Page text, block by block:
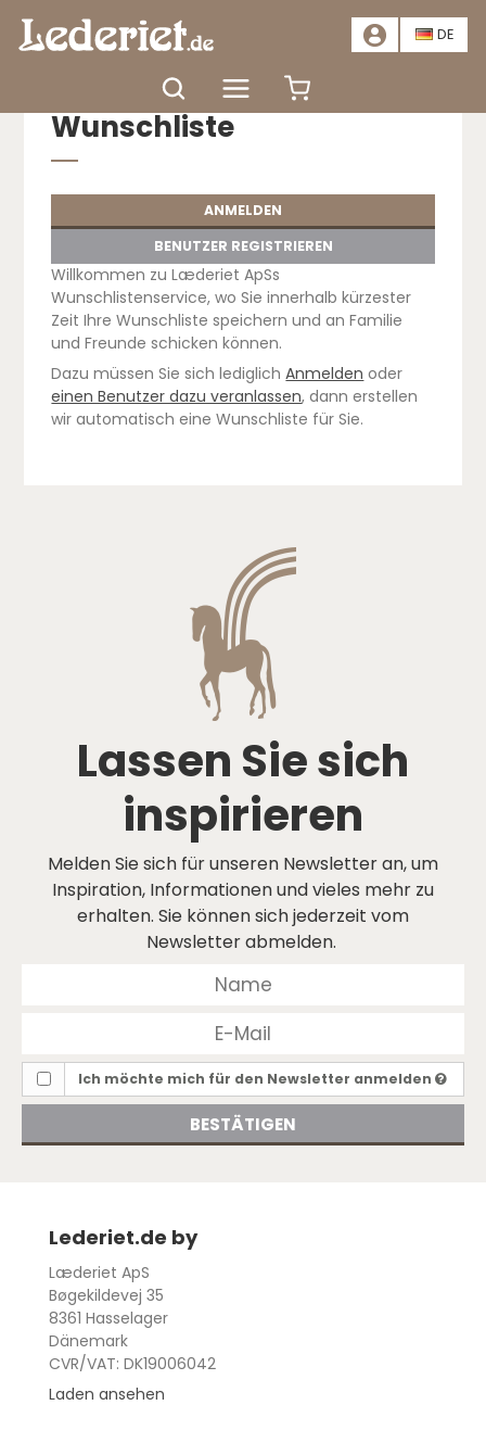
ANGEBOT – SPAREN SIE MINDESTENS 20 %. HIER KLICKEN📣
DE
Wunschliste
ANMELDEN
BENUTZER REGISTRIEREN
Willkommen zu Læderiet ApSs
Wunschlistenservice, wo Sie innerhalb kürzester
Zeit Ihre Wunschliste speichern und an Familie
und Freunde schicken können.
Dazu müssen Sie sich lediglichAnmelden oder
einen Benutzer dazu veranlassen, dann erstellen
wir automatisch eine Wunschliste für Sie.
Lassen Sie sich
inspirieren
Melden Sie sich für unseren Newsletter an, um
Inspiration, Informationen und vieles mehr zu
erhalten. Sie können sich jederzeit vom
Newsletter abmelden.
Ich möchte mich für den Newsletter anmelden
BESTÄTIGEN
Lederiet.de by
Læderiet ApS
Bøgekildevej 35
8361 Hasselager
Dänemark
CVR/VAT: DK19006042
Laden ansehen